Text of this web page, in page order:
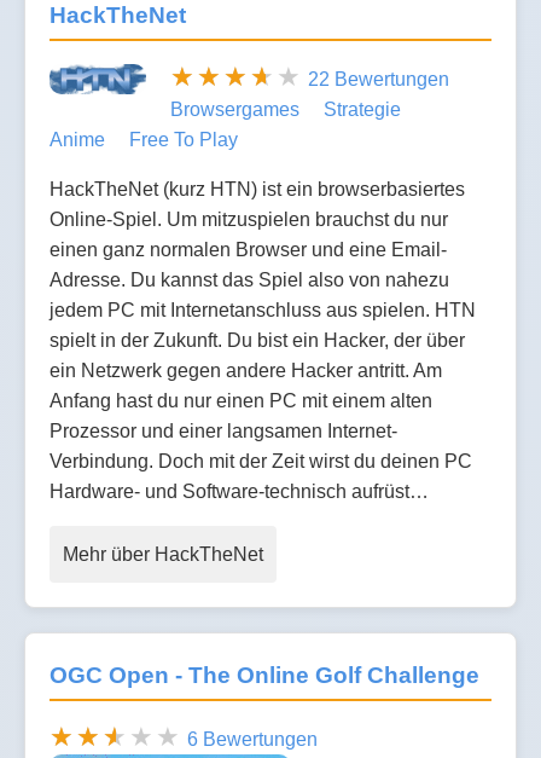
HackTheNet
22 Bewertungen
Browsergames
Strategie
Anime
Free To Play
HackTheNet (kurz HTN) ist ein browserbasiertes
Online-Spiel. Um mitzuspielen brauchst du nur
einen ganz normalen Browser und eine Email-
Adresse. Du kannst das Spiel also von nahezu
jedem PC mit Internetanschluss aus spielen. HTN
spielt in der Zukunft. Du bist ein Hacker, der über
ein Netzwerk gegen andere Hacker antritt. Am
Anfang hast du nur einen PC mit einem alten
Prozessor und einer langsamen Internet-
Verbindung. Doch mit der Zeit wirst du deinen PC
Hardware- und Software-technisch aufrüst…
Mehr über HackTheNet
OGC Open - The Online Golf Challenge
6 Bewertungen